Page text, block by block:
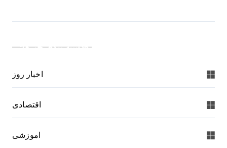
دسته بندی خبرها:
اخبار روز
اقتصادی
اموزشی